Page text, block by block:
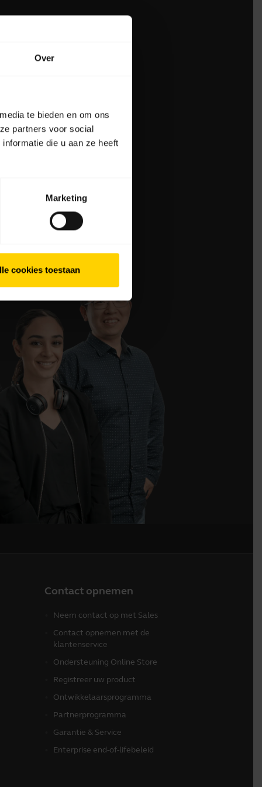
Over
te bieden en om ons
partners voor social
die u aan ze heeft
Marketing
cookies toestaan
Contact opnemen
Neem contact op met Sales
Contact opnemen met de
klantenservice
Ondersteuning Online Store
Registreer uw product
Ontwikkelaarsprogramma
Partnerprogramma
Garantie & Service
Enterprise end-of-lifebeleid